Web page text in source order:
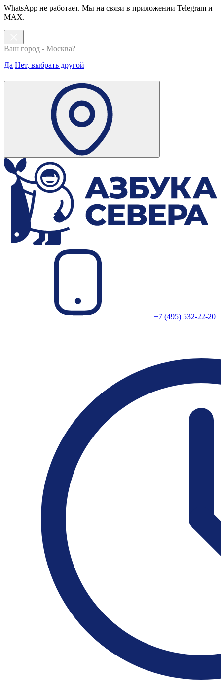
WhatsApp не работает. Мы на связи в приложении Telegram и
MAX.
Ваш город - Москва?
Да Нет, выбрать другой
+7 (495) 532-22-20